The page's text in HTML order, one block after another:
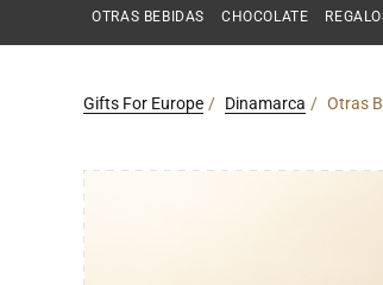
OTRAS BEBIDAS CHOCOLATE
Gifts For Europe Dinamarca Otras